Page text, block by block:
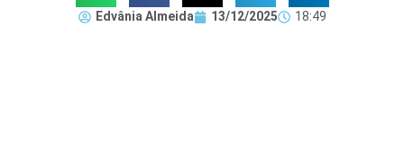
Edvânia Almeida 13/12/2025 18:49